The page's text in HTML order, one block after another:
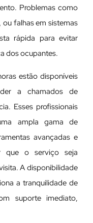
Problemas como
falhas em sistemas
rápida para evitar
dos ocupantes.
estão disponíveis
a chamados de
Esses profissionais
ampla gama de
avançadas e
que o serviço seja
A disponibilidade
a tranquilidade de
suporte imediato,